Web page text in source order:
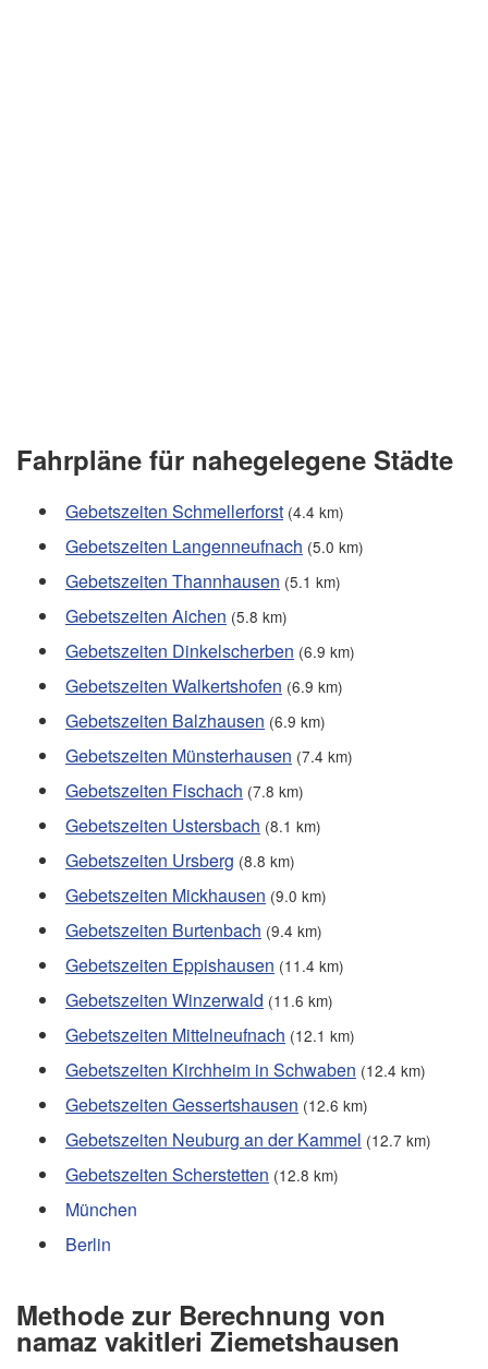
Fahrpläne für nahegelegene Städte
Gebetszeiten Schmellerforst (4.4 km)
Gebetszeiten Langenneufnach (5.0 km)
Gebetszeiten Thannhausen (5.1 km)
Gebetszeiten Aichen (5.8 km)
Gebetszeiten Dinkelscherben (6.9 km)
Gebetszeiten Walkertshofen (6.9 km)
Gebetszeiten Balzhausen (6.9 km)
Gebetszeiten Münsterhausen (7.4 km)
Gebetszeiten Fischach (7.8 km)
Gebetszeiten Ustersbach (8.1 km)
Gebetszeiten Ursberg (8.8 km)
Gebetszeiten Mickhausen (9.0 km)
Gebetszeiten Burtenbach (9.4 km)
Gebetszeiten Eppishausen (11.4 km)
Gebetszeiten Winzerwald (11.6 km)
Gebetszeiten Mittelneufnach (12.1 km)
Gebetszeiten Kirchheim in Schwaben (12.4 km)
Gebetszeiten Gessertshausen (12.6 km)
Gebetszeiten Neuburg an der Kammel (12.7 km)
Gebetszeiten Scherstetten (12.8 km)
München
Berlin
Methode zur Berechnung von
namaz vakitleri Ziemetshausen